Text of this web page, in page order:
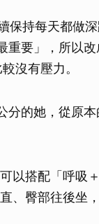
保持每天都做
重要」，所以
沒有壓力。
分的她，從原
以搭配「呼吸
、臀部往後坐